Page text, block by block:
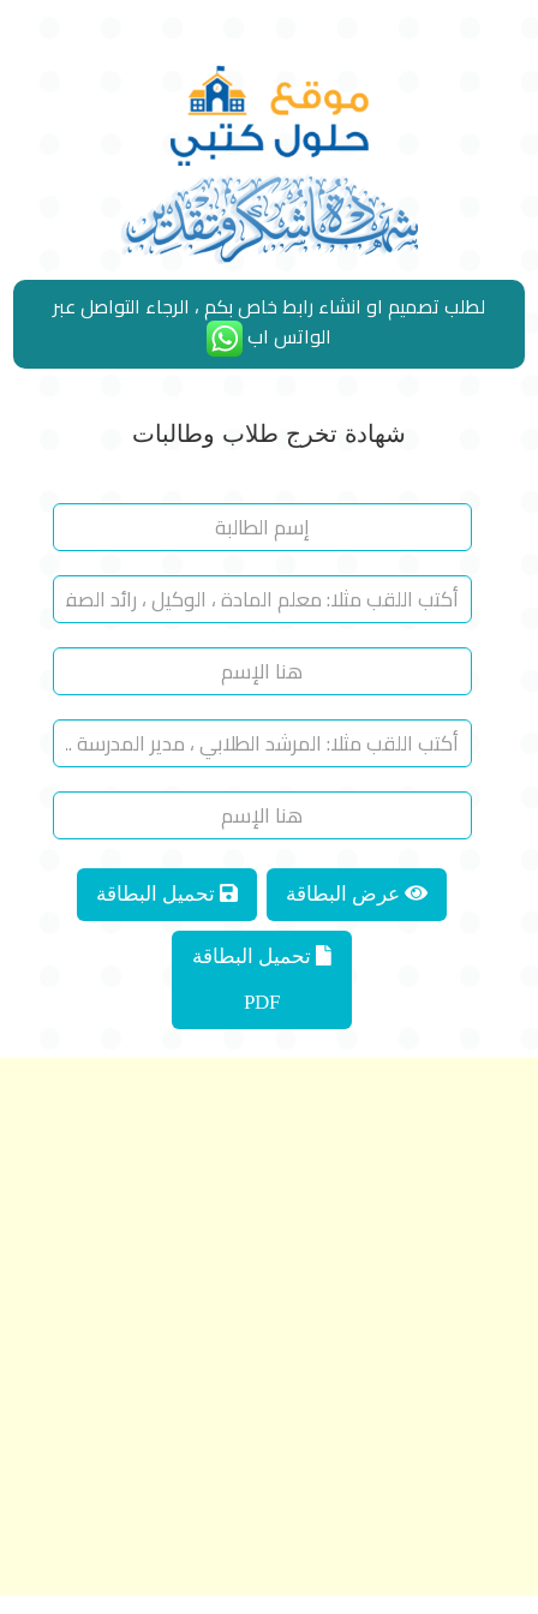
لطلب تصميم او انشاء رابط خاص بكم ، الرجاء التواصل عبر
الواتس اب
شهادة تخرج طلاب وطالبات
عرض البطاقة تحميل البطاقة
تحميل البطاقة
PDF